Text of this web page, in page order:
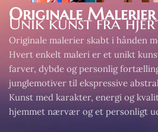
Originale Malerier
Unik kunst fra
Originale malerier skabt i hånden
Hvert enkelt maleri er et unikt
farver, dybde og personlig
junglemotiver til ekspressive
Kunst med karakter, energi og
hjemmet nærvær og et personligt